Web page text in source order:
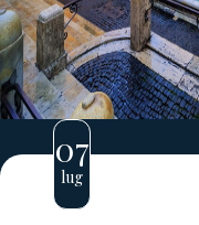
07
lug